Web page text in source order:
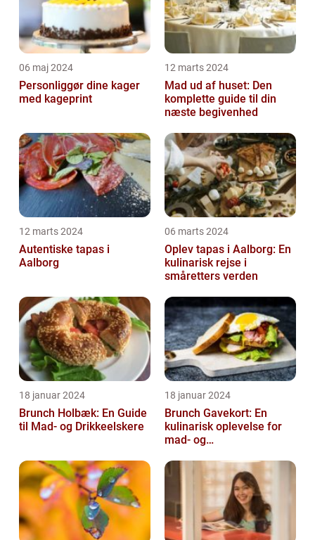
06 maj 2024
Personliggør dine kager
med kageprint
12 marts 2024
Mad ud af huset: Den
komplette guide til din
næste begivenhed
12 marts 2024
Autentiske tapas i
Aalborg
06 marts 2024
Oplev tapas i Aalborg: En
kulinarisk rejse i
småretters verden
18 januar 2024
Brunch Holbæk: En Guide
til Mad- og Drikkeelskere
18 januar 2024
Brunch Gavekort: En
kulinarisk oplevelse for
mad- og